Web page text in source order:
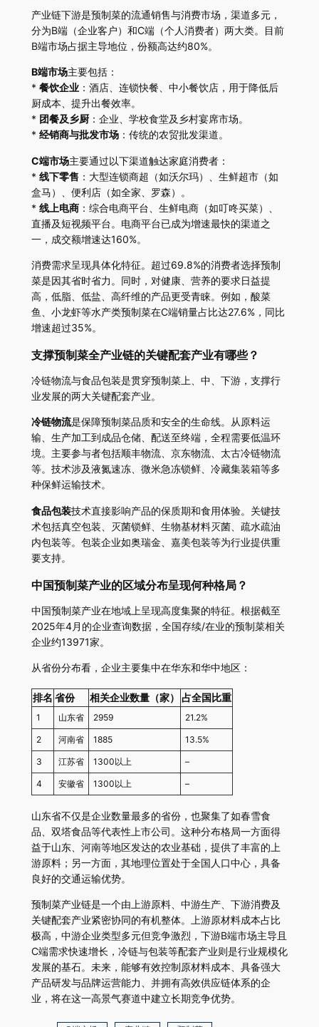
产业链下游是预制菜的流通销售与消费市场，渠道多元，
分为B端（企业客户）和C端（个人消费者）两大类。目前
B端市场占据主导地位，份额高达约80%。
B端市场主要包括：
* 餐饮企业：酒店、连锁快餐、中小餐饮店，用于降低后
厨成本、提升出餐效率。
* 团餐及乡厨：企业、学校食堂及乡村宴席市场。
* 经销商与批发市场：传统的农贸批发渠道。
C端市场主要通过以下渠道触达家庭消费者：
* 线下零售 ：大型连锁商超（如沃尔玛）、生鲜超市（如
盒马）、便利店（如全家、罗森）。
* 线上电商：综合电商平台、生鲜电商（如叮咚买菜）、
直播及短视频平台。电商平台已成为增速最快的渠道之
一，成交额增速达160%。
消费需求呈现具体化特征。超过69.8%的消费者选择预制
菜是因其省时省力。同时，对健康、营养的要求日益提
高，低脂、低盐、高纤维的产品更受青睐。例如，酸菜
鱼、小龙虾等水产类预制菜在C端销量占比达27.6%，同比
增速超过35%。
支撑预制菜全产业链的关键配套产业有哪些？
冷链物流与食品包装是贯穿预制菜上、中、下游，支撑行
业发展的两大关键配套产业。
冷链物流是保障预制菜品质和安全的生命线。从原料运
输、生产加工到成品仓储、配送至终端，全程需要低温环
境。主要参与者包括顺丰物流、京东物流、太古冷链物流
等。技术涉及液氮速冻、微米急冻锁鲜、冷藏集装箱等多
种保鲜运输技术。
食品包装技术直接影响产品的保质期和食用体验。关键技
术包括真空包装、灭菌锁鲜、生物基材料灭菌、疏水疏油
内包装等。包装企业如奥瑞金、嘉美包装等为行业提供重
要支持。
中国预制菜产业的区域分布呈现何种格局？
中国预制菜产业在地域上呈现高度集聚的特征。根据截至
2025年4月的企业查询数据，全国存续/在业的预制菜相关
企业约13971家。
从省份分布看，企业主要集中在华东和华中地区：
排名 省份 相关企业数量（家） 占全国比重
1 山东省 2959 21.2%
2 河南省 1885 13.5%
3 江苏省 1300以上 –
4 安徽省 1300以上 –
山东省不仅是企业数量最多的省份，也聚集了如春雪食
品、双塔食品等代表性上市公司。这种分布格局一方面得
益于山东、河南等地区发达的农业基础，提供了丰富的上
游原料；另一方面，其地理位置处于全国人口中心，具备
良好的交通运输优势。
预制菜产业链是一个由上游原料、中游生产、下游消费及
关键配套产业紧密协同的有机整体。上游原材料成本占比
极高，中游企业类型多元但竞争激烈，下游B端市场主导且
C端需求快速增长，冷链与包装等配套产业则是行业规模化
发展的基石。未来，能够有效控制原材料成本、具备强大
产品研发与品牌运营能力、并拥有高效供应链体系的企
业，将在这一高景气赛道中建立长期竞争优势。